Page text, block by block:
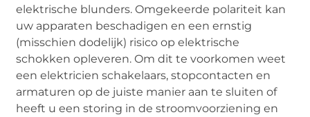
elektrische blunders. Omgekeerde polariteit kan
uw apparaten beschadigen en een ernstig
(misschien dodelijk) risico op elektrische
schokken opleveren. Om dit te voorkomen weet
een elektricien schakelaars, stopcontacten en
armaturen op de juiste manier aan te sluiten of
heeft u een storing in de stroomvoorziening en